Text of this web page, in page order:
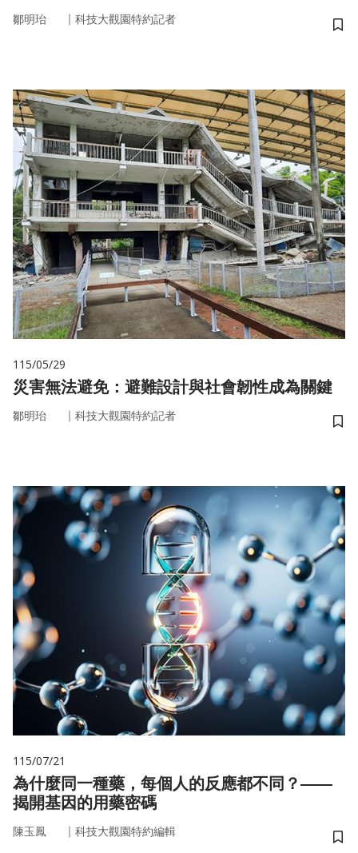
鄒明珆 ｜ 科技大觀園特約記者
儲
115/05/29
災害無法避免：避難設計與社會韌性成為關鍵
鄒明珆 ｜ 科技大觀園特約記者
儲
115/07/21
為什麼同一種藥，每個人的反應都不同？——
揭開基因的用藥密碼
陳玉鳳 ｜ 科技大觀園特約編輯
儲